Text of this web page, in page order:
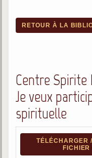
RETOUR À LA
Centre Spirite
Je veux
spirituelle
TÉLÉCHARGER
FICHIER